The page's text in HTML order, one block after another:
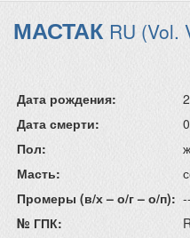
МАСТАК RU (Vol.
Дата рождения:
Дата смерти:
Пол:
Масть:
Промеры (в/х – о/г – о/п):
№ ГПК: